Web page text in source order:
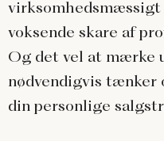
virksomhedsmæssigt
voksende skare af
Og det vel at mærke
nødvendigvis tænker
din personlige